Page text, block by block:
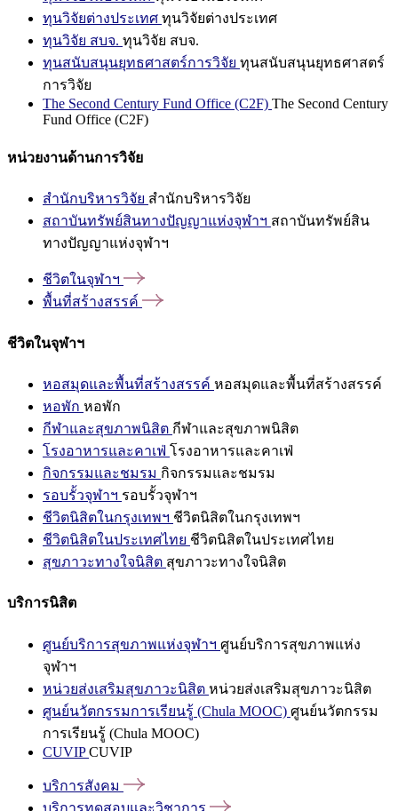
ทุนวิจัยต่างประเทศ ทุนวิจัยต่างประเทศ
ทุนวิจัย สบจ. ทุนวิจัย สบจ.
ทุนสนับสนุนยุทธศาสตร์การวิจัย ทุนสนับสนุนยุทธศาสตร์
การวิจัย
The Second Century Fund Office (C2F) The Second Century
Fund Office (C2F)
หน่วยงานด้านการวิจัย
สำนักบริหารวิจัย สำนักบริหารวิจัย
สถาบันทรัพย์สินทางปัญญาแห่งจุฬาฯ สถาบันทรัพย์สิน
ทางปัญญาแห่งจุฬาฯ
ชีวิตในจุฬาฯ
พื้นที่สร้างสรรค์
ชีวิตในจุฬาฯ
หอสมุดและพื้นที่สร้างสรรค์ หอสมุดและพื้นที่สร้างสรรค์
หอพัก หอพัก
กีฬาและสุขภาพนิสิต กีฬาและสุขภาพนิสิต
โรงอาหารและคาเฟ่ โรงอาหารและคาเฟ่
กิจกรรมและชมรม กิจกรรมและชมรม
รอบรั้วจุฬาฯ รอบรั้วจุฬาฯ
ชีวิตนิสิตในกรุงเทพฯ ชีวิตนิสิตในกรุงเทพฯ
ชีวิตนิสิตในประเทศไทย ชีวิตนิสิตในประเทศไทย
สุขภาวะทางใจนิสิต สุขภาวะทางใจนิสิต
บริการนิสิต
ศูนย์บริการสุขภาพแห่งจุฬาฯ ศูนย์บริการสุขภาพแห่ง
จุฬาฯ
หน่วยส่งเสริมสุขภาวะนิสิต หน่วยส่งเสริมสุขภาวะนิสิต
ศูนย์นวัตกรรมการเรียนรู้ (Chula MOOC) ศูนย์นวัตกรรม
การเรียนรู้ (Chula MOOC)
CUVIPCUVIP
บริการสังคม
บริการทดสอบและวิชาการ